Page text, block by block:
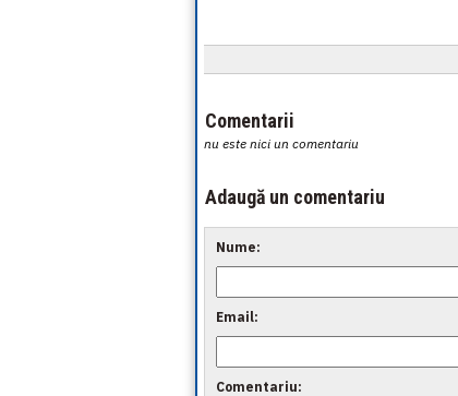
Comentarii
nu este nici un comentariu
Adaugă un comentariu
Nume:
Email:
Comentariu: